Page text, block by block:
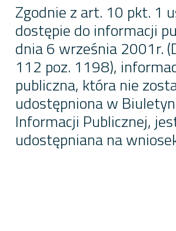
Zgodnie z art. 10 pkt. 1
dostępie do informacji
dnia 6 września 2001r.
112 poz. 1198),
publiczna, która nie
udostępniona w
Informacji Publicznej,
udostępniana na